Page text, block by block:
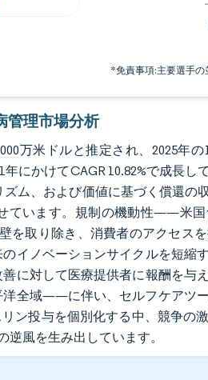
*免責事項:主要選手の
管理市場分析
万米ドルと推定され、2025年
にかけてCAGR 10.82%で成長
ム、および価値に基づく償還の
ています。規制の機動性——米
取り除き、消費者のアクセス
イノベーションサイクルを短縮
に対して医療提供者に報酬を与
全域——に伴い、セルフケアツ
ン投与を個別化する中、競争の
逆風を生み出しています。